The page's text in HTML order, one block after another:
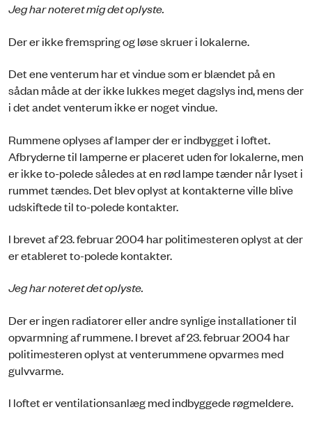
Jeg har noteret mig det oplyste.
Der er ikke fremspring og løse skruer i lokalerne.
Det ene venterum har et vindue som er blændet på en
sådan måde at der ikke lukkes meget dagslys ind, mens der
i det andet venterum ikke er noget vindue.
Rummene oplyses af lamper der er indbygget i loftet.
Afbryderne til lamperne er placeret uden for lokalerne, men
er ikke to-polede således at en rød lampe tænder når lyset i
rummet tændes. Det blev oplyst at kontakterne ville blive
udskiftede til to-polede kontakter.
I brevet af 23. februar 2004 har politimesteren oplyst at der
er etableret to-polede kontakter.
Jeg har noteret det oplyste.
Der er ingen radiatorer eller andre synlige installationer til
opvarmning af rummene. I brevet af 23. februar 2004 har
politimesteren oplyst at venterummene opvarmes med
gulvvarme.
I loftet er ventilationsanlæg med indbyggede røgmeldere.